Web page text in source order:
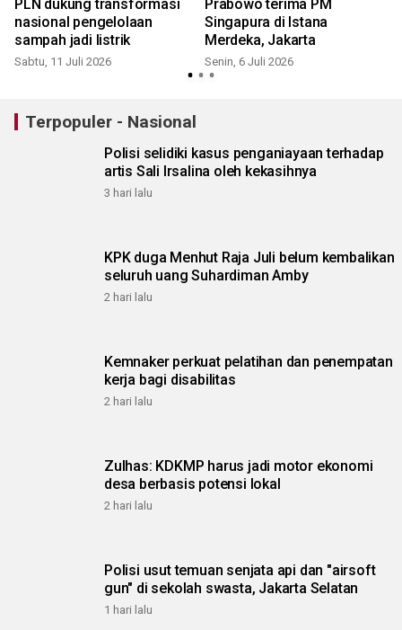
PLN dukung transformasi
nasional pengelolaan
sampah jadi listrik
Sabtu, 11 Juli 2026
Prabowo terima PM
Singapura di Istana
Merdeka, Jakarta
Senin, 6 Juli 2026
Terpopuler - Nasional
Polisi selidiki kasus penganiayaan terhadap
artis Sali Irsalina oleh kekasihnya
3 hari lalu
KPK duga Menhut Raja Juli belum kembalikan
seluruh uang Suhardiman Amby
2 hari lalu
Kemnaker perkuat pelatihan dan penempatan
kerja bagi disabilitas
2 hari lalu
Zulhas: KDKMP harus jadi motor ekonomi
desa berbasis potensi lokal
2 hari lalu
Polisi usut temuan senjata api dan "airsoft
gun" di sekolah swasta, Jakarta Selatan
1 hari lalu